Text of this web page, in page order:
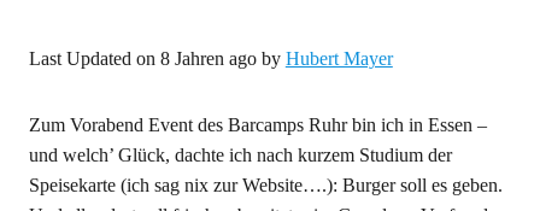
Last Updated on 8 Jahren ago by Hubert Mayer
Zum Vorabend Event des Barcamps Ruhr bin ich in Essen –
und welch’ Glück, dachte ich nach kurzem Studium der
Speisekarte (ich sag nix zur Website….): Burger soll es geben.